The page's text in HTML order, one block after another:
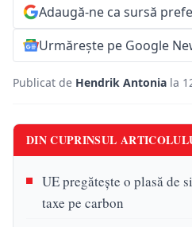
Adaugă-ne ca sursă
Urmărește pe Google
Publicat de Hendrik Antonia la
DIN CUPRINSUL
UE pregătește o plasă de
taxe pe carbon